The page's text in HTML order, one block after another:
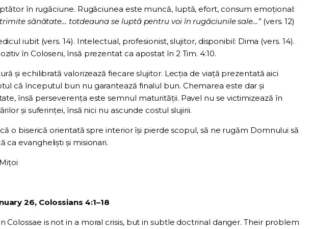
în rugăciune. Rugăciunea este muncă, luptă, efort, consum emoțional:
trimite sănătate… totdeauna se luptă pentru voi în rugăciunile sale…”(vers. 12)
iubit (vers. 14). Intelectual, profesionist, slujitor, disponibil: Dima (vers. 14).
în Coloseni, însă prezentat ca apostat în 2 Tim. 4:10.
și echilibrată valorizează fiecare slujitor. Lecția de viață prezentată aici
că începutul bun nu garantează finalul bun. Chemarea este dar și
însă perseverența este semnul maturității. Pavel nu se victimizează în
și suferinței, însă nici nu ascunde costul slujirii.
o biserică orientată spre interior își pierde scopul, să ne rugăm Domnului să
ca evangheliști și misionari.
26, Colossians 4:1–18
Colossae is not in a moral crisis, but in subtle doctrinal danger. Their problem